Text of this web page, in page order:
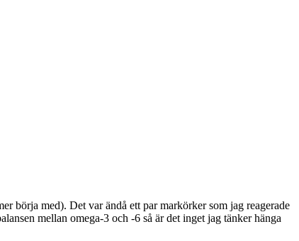
börja med). Det var ändå ett par markörker som jag reagerade
mellan omega-3 och -6 så är det inget jag tänker hänga